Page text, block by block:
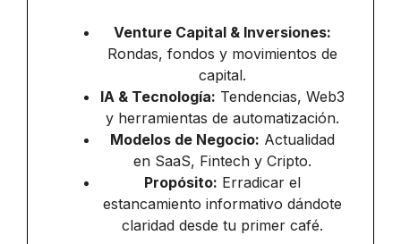
Venture Capital & Inversiones:
Rondas, fondos y movimientos de
capital.
IA & Tecnología: Tendencias, Web3
y herramientas de automatización.
Modelos de Negocio: Actualidad
en SaaS, Fintech y Cripto.
Propósito: Erradicar el
estancamiento informativo dándote
claridad desde tu primer café.